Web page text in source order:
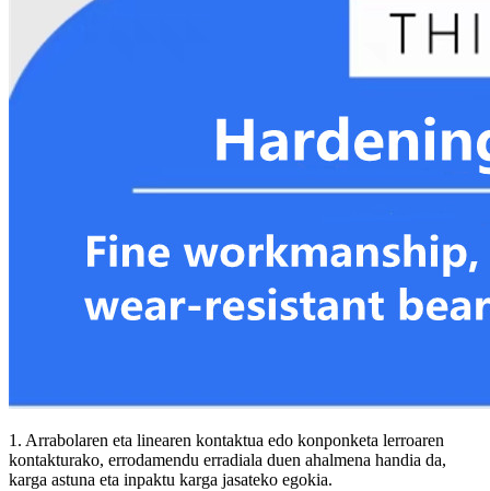
1. Arrabolaren eta linearen kontaktua edo konponketa lerroaren
kontakturako, errodamendu erradiala duen ahalmena handia da,
karga astuna eta inpaktu karga jasateko egokia.